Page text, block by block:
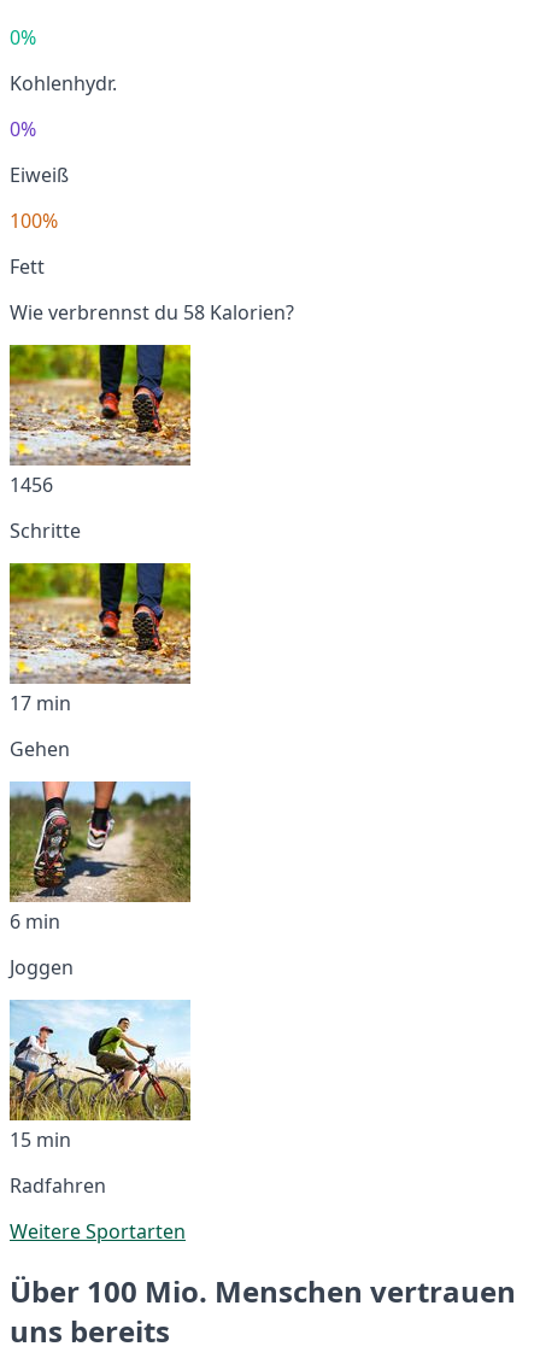
0%
Kohlenhydr.
0%
Eiweiß
100%
Fett
Wie verbrennst du 58 Kalorien?
1456
Schritte
17 min
Gehen
6 min
Joggen
15 min
Radfahren
Weitere Sportarten
Über 100 Mio. Menschen vertrauen
uns bereits